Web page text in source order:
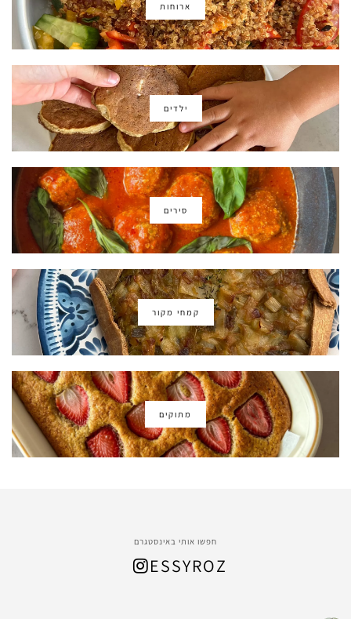
ארוחות
ילדים
סירים
קמחי מקור
מתוקים
חפשו אותי באינסטגרם
ESSYROZ